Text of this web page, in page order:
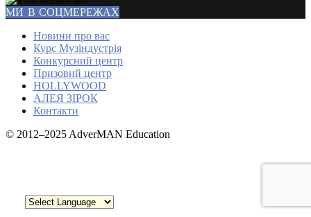
МИ В СОЦМЕРЕЖАХ
Новини про вас
Курс Музіндустрія
Конкурсний центр
Призовий центр
HOLLYWOOD
АЛЕЯ ЗІРОК
Контакти
© 2012–2025 AdverMAN Education